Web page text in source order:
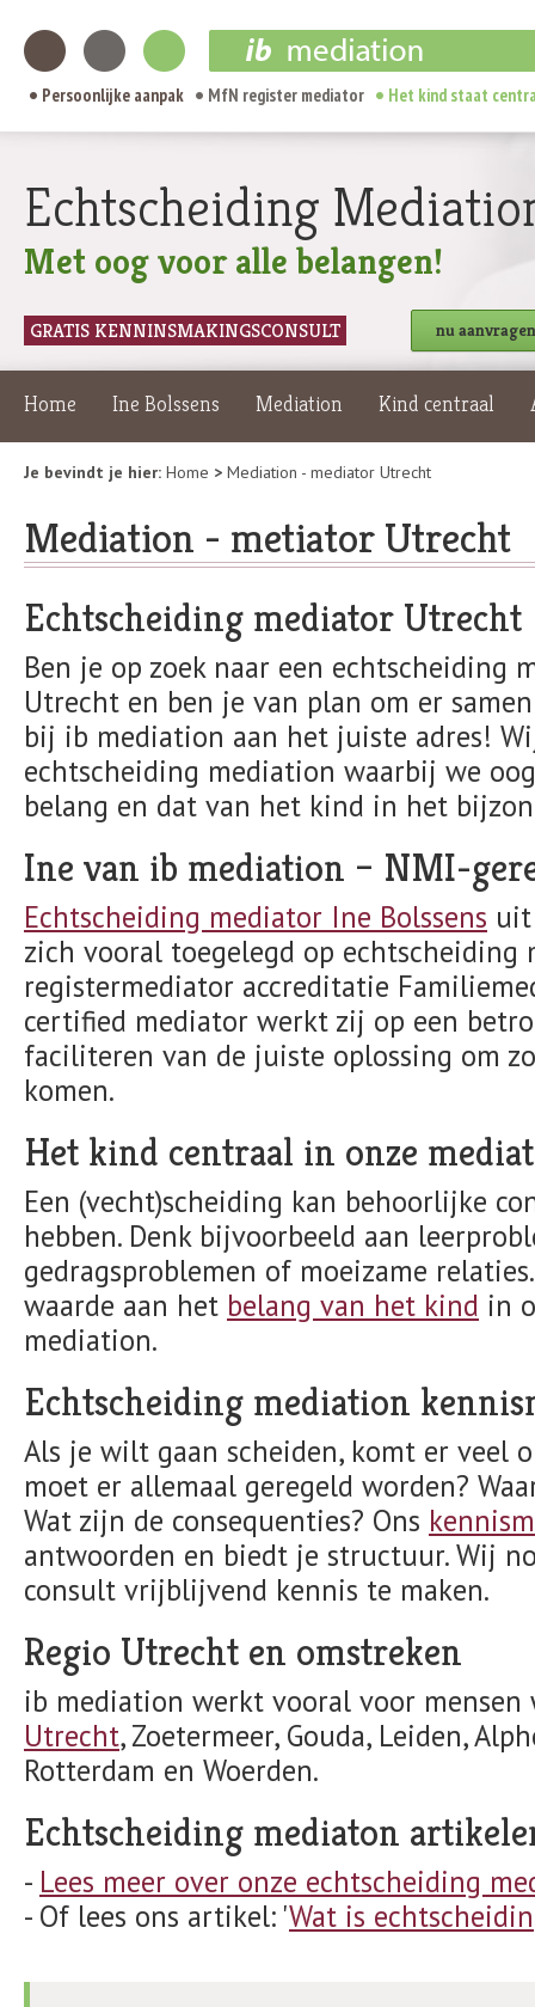
Persoonlijke aanpak MfN register mediator Het kind staat
Echtscheiding
Met oog voor alle belangen!
GRATIS KENNINSMAKINGSCONSULT nu aanvragen
Home Ine Bolssens Mediation Kind centraal
Je bevindt je hier: Home > Mediation - mediator Utrecht
Mediation - metiator Utrecht
Echtscheiding mediator Utrecht
Ben je op zoek naar een echtscheiding
Utrecht en ben je van plan om er
bij ib mediation aan het juiste adres!
echtscheiding mediation waarbij we
belang en dat van het kind in het
Ine van ib mediation – NMI-
Echtscheiding mediator Ine Bolssens
zich vooral toegelegd op echtscheiding
registermediator accreditatie
certified mediator werkt zij op een
faciliteren van de juiste oplossing om
komen.
Het kind centraal in onze
Een (vecht)scheiding kan behoorlijke
hebben. Denk bijvoorbeeld aan
gedragsproblemen of moeizame
waarde aan het belang van het kind in
mediation.
Echtscheiding mediation
Als je wilt gaan scheiden, komt er veel
moet er allemaal geregeld worden?
Wat zijn de consequenties? Ons
antwoorden en biedt je structuur. Wij
consult vrijblijvend kennis te maken.
Regio Utrecht en omstreken
ib mediation werkt vooral voor mensen
Utrecht, Zoetermeer, Gouda, Leiden,
Rotterdam en Woerden.
Echtscheiding mediaton
- Lees meer over onze echtscheiding
- Of lees ons artikel: 'Wat is